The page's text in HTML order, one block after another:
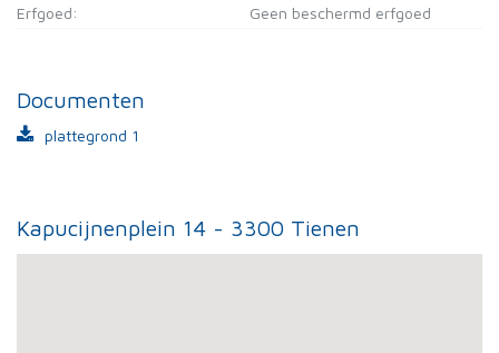
Erfgoed: Geen beschermd erfgoed
Documenten
plattegrond 1
Kapucijnenplein 14 - 3300 Tienen